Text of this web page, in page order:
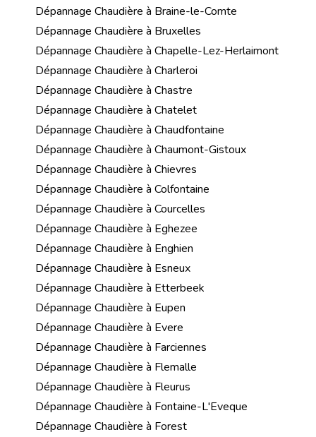
Dépannage Chaudière à Braine-le-Comte
Dépannage Chaudière à Bruxelles
Dépannage Chaudière à Chapelle-Lez-Herlaimont
Dépannage Chaudière à Charleroi
Dépannage Chaudière à Chastre
Dépannage Chaudière à Chatelet
Dépannage Chaudière à Chaudfontaine
Dépannage Chaudière à Chaumont-Gistoux
Dépannage Chaudière à Chievres
Dépannage Chaudière à Colfontaine
Dépannage Chaudière à Courcelles
Dépannage Chaudière à Eghezee
Dépannage Chaudière à Enghien
Dépannage Chaudière à Esneux
Dépannage Chaudière à Etterbeek
Dépannage Chaudière à Eupen
Dépannage Chaudière à Evere
Dépannage Chaudière à Farciennes
Dépannage Chaudière à Flemalle
Dépannage Chaudière à Fleurus
Dépannage Chaudière à Fontaine-L'Eveque
Dépannage Chaudière à Forest